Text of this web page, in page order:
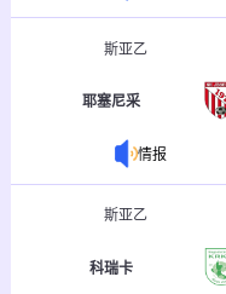
斯亚乙
耶塞尼采
情报
斯亚乙
科瑞卡